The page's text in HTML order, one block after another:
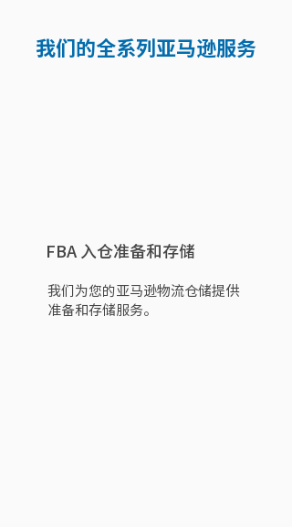
我们的全系列亚马逊服务
FBA 入仓准备和存储
我们为您的亚马逊物流仓储提供
准备和存储服务。